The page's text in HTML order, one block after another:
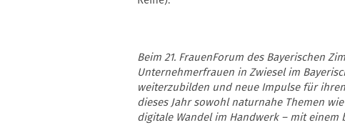
Beim 21. FrauenForum des Bayerischen
Unternehmerfrauen in Zwiesel im
weiterzubilden und neue Impulse für
dieses Jahr sowohl naturnahe Themen
digitale Wandel im Handwerk – mit einem